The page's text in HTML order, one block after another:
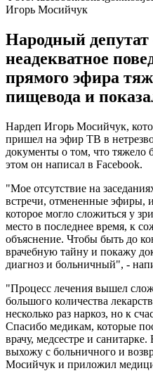
Игорь Мосийчук
Народный депутат
неадекватное
прямого эфира
пищевода и
Нардеп Игорь Мосийчук,
пришел на эфир ТВ в
документы о том, что тяжело
этом он написал в Facebook.
"Мое отсутствие на
встречи, отмененные эфиры,
которое могло сложиться у
место в последнее время, к
объяснение. Чтобы быть до
врачебную тайну и покажу
диагноз и больничный", -
"Процесс лечения вышел
большого количества
несколько раз наркоз, но к
Спасибо медикам, которые
врачу, медсестре и
выхожу с больничного и
Мосийчук и приложил